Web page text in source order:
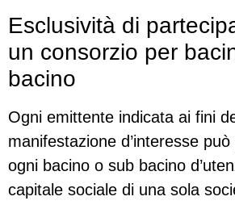
Esclusività di
un consorzio per
bacino
Ogni emittente indicata ai fini
manifestazione d’interesse
ogni bacino o sub bacino
capitale sociale di una sola